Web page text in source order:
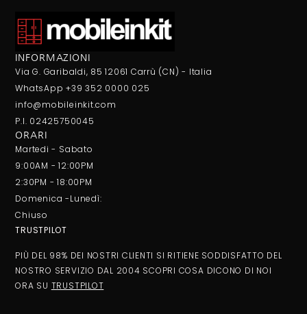
INFORMAZIONI
Via G. Garibaldi, 85 12061 Carrù (CN) - Italia
WhatsApp +39 352 0000 025
info@mobileinkit.com
P.I. 02425750045
ORARI
Martedi - Sabato
9:00AM - 12:00PM
2:30PM - 18:00PM
Domenica -Lunedì:
Chiuso
TRUSTPILOT
PIÙ DEL 98% DEI NOSTRI CLIENTI SI RITIENE SODDISFATTO DEL
NOSTRO SERVIZIO DAL 2004 SCOPRI COSA DICONO DI NOI
ORA SU TRUSTPILOT